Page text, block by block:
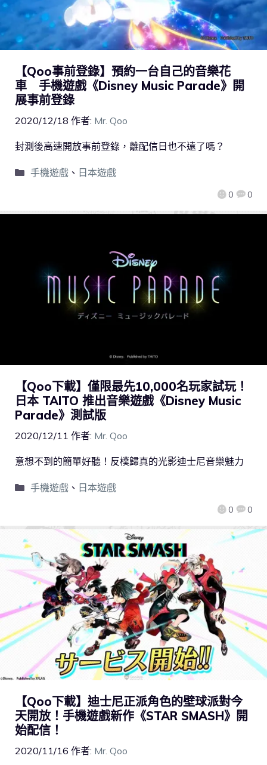
【Qoo事前登錄】預約一台自己的音樂花
車 手機遊戲《Disney Music Parade》開
展事前登錄
2020/12/18 作者: Mr. Qoo
0 0
封測後高速開放事前登錄，離配信日也不遠了嗎？
手機遊戲、 日本遊戲
【Qoo下載】僅限最先10,000名玩家試玩！
日本 TAITO 推出音樂遊戲《Disney Music
Parade》測試版
2020/12/11 作者: Mr. Qoo
0 0
意想不到的簡單好聽！反樸歸真的光影迪士尼音樂魅力
手機遊戲、 日本遊戲
【Qoo下載】迪士尼正派角色的壁球派對今
天開放！手機遊戲新作《STAR SMASH》開
始配信！
2020/11/16 作者: Mr. Qoo